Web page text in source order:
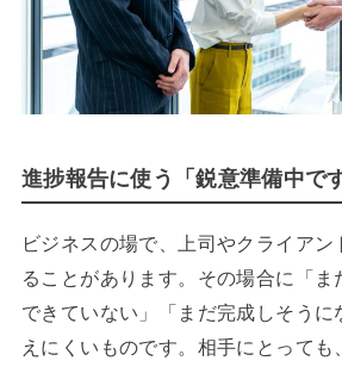
進捗報告に使う「鋭意準備中です
ビジネスの場で、上司やクライア
ることがあります。その場合に「
できていない」「まだ完成しそう
えにくいものです。相手にとって